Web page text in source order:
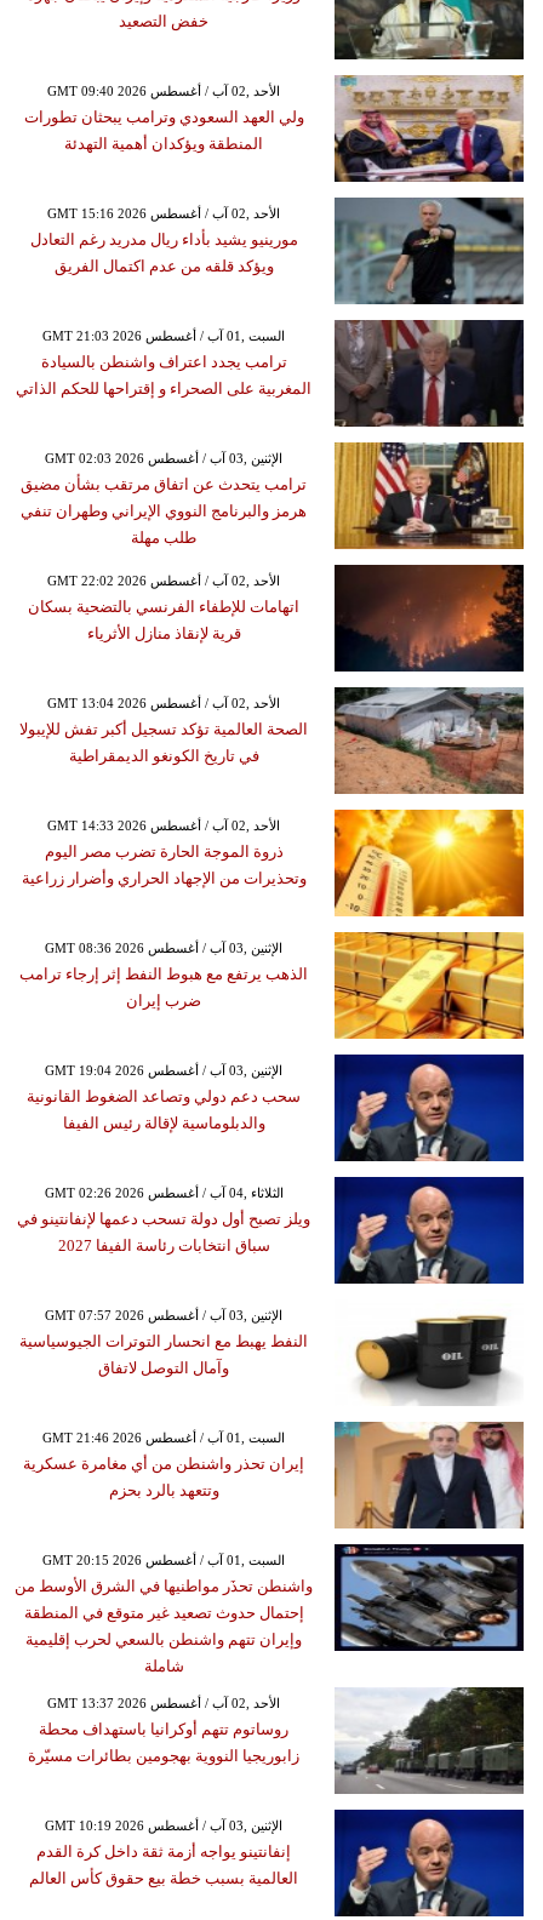
خفض التصعيد
GMT 09:40 2026 الأحد ,02 آب / أغسطس
ولي العهد السعودي وترامب يبحثان تطورات
المنطقة ويؤكدان أهمية التهدئة
GMT 15:16 2026 الأحد ,02 آب / أغسطس
مورينيو يشيد بأداء ريال مدريد رغم التعادل
ويؤكد قلقه من عدم اكتمال الفريق
GMT 21:03 2026 السبت ,01 آب / أغسطس
ترامب يجدد اعتراف واشنطن بالسيادة
المغربية على الصحراء و إقتراحها للحكم الذاتي
GMT 02:03 2026 الإثنين ,03 آب / أغسطس
ترامب يتحدث عن اتفاق مرتقب بشأن مضيق
هرمز والبرنامج النووي الإيراني وطهران تنفي
طلب مهلة
GMT 22:02 2026 الأحد ,02 آب / أغسطس
اتهامات للإطفاء الفرنسي بالتضحية بسكان
قرية لإنقاذ منازل الأثرياء
GMT 13:04 2026 الأحد ,02 آب / أغسطس
الصحة العالمية تؤكد تسجيل أكبر تفش للإيبولا
في تاريخ الكونغو الديمقراطية
GMT 14:33 2026 الأحد ,02 آب / أغسطس
ذروة الموجة الحارة تضرب مصر اليوم
وتحذيرات من الإجهاد الحراري وأضرار زراعية
GMT 08:36 2026 الإثنين ,03 آب / أغسطس
الذهب يرتفع مع هبوط النفط إثر إرجاء ترامب
ضرب إيران
GMT 19:04 2026 الإثنين ,03 آب / أغسطس
سحب دعم دولي وتصاعد الضغوط القانونية
والدبلوماسية لإقالة رئيس الفيفا
GMT 02:26 2026 الثلاثاء ,04 آب / أغسطس
ويلز تصبح أول دولة تسحب دعمها لإنفانتينو في
سباق انتخابات رئاسة الفيفا 2027
GMT 07:57 2026 الإثنين ,03 آب / أغسطس
النفط يهبط مع انحسار التوترات الجيوسياسية
وآمال التوصل لاتفاق
GMT 21:46 2026 السبت ,01 آب / أغسطس
إيران تحذر واشنطن من أي مغامرة عسكرية
وتتعهد بالرد بحزم
GMT 20:15 2026 السبت ,01 آب / أغسطس
واشنطن تحذَر مواطنيها في الشرق الأوسط من
إحتمال حدوث تصعيد غير متوقع في المنطقة
وإيران تتهم واشنطن بالسعي لحرب إقليمية
شاملة
GMT 13:37 2026 الأحد ,02 آب / أغسطس
روساتوم تتهم أوكرانيا باستهداف محطة
زابوريجيا النووية بهجومين بطائرات مسيّرة
GMT 10:19 2026 الإثنين ,03 آب / أغسطس
إنفانتينو يواجه أزمة ثقة داخل كرة القدم
العالمية بسبب خطة بيع حقوق كأس العالم